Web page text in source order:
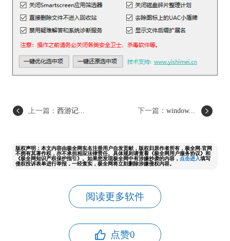
上一篇： 西游记... 下一篇：window...
版权声明：本文内容由极全网实名注册用户自发贡献，版权归原作者所有，极全网-官网
不拥有其著作权，亦不承担相应法律责任。具体规则请查看《极全网用户服务协议》和
《极全网知识产权保护指引》。如果您发现极全网中有涉嫌抄袭的内容， 点击进入填写
侵权投诉表单进行举报，一经查实，极全网将立刻删除涉嫌侵权内容。
阅读更多软件
点赞0